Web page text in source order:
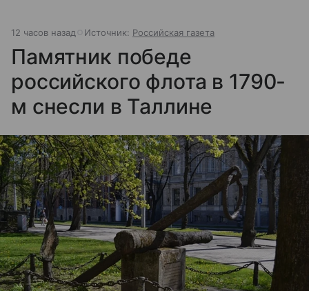
12 часов назад Источник: Российская газета
Памятник победе
российского флота в 1790-
м снесли в Таллине